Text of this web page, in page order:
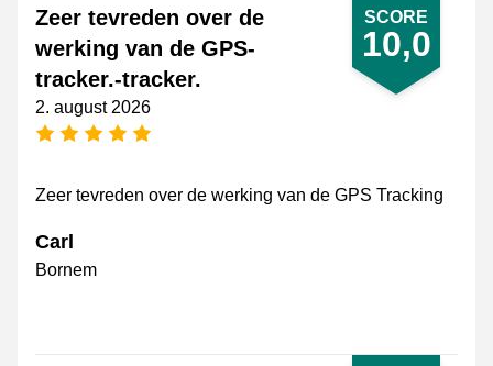
SCORE
10,0
Zeer tevreden over de
werking van de GPS-
tracker.-tracker.
2. august 2026
[_General:NumberOfStarsPluralFormat]
Zeer tevreden over de werking van de GPS Tracking
Carl
Bornem